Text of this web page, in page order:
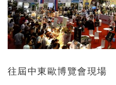
往屆中東歐博覽會現場